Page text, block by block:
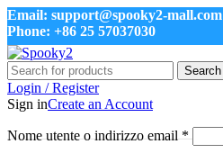
Email: support@spooky2-mall.com
Phone: +86 25 57037030
Search
Login / Register
Sign inCreate an Account
Nome utente o indirizzo email*